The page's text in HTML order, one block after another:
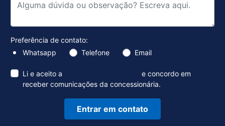
Preferência de contato:
Whatsapp
Telefone Email
Li e aceito a
e concordo em
receber comunicações da concessionária.
Entrar em contato